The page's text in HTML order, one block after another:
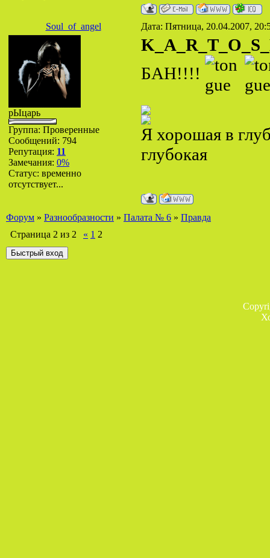
Soul_of_angel Дата: Пятница, 20.04.2007,
рЫцарь
Группа: Проверенные
Сообщений: 794
Репутация: 11
Замечания: 0%
Статус: временно
отсутствует...
БАН!!!!
Я хорошая в
глубокая
Форум » Разнообразности » Палата № 6 » Правда
Страница 2 из 2 « 1 2